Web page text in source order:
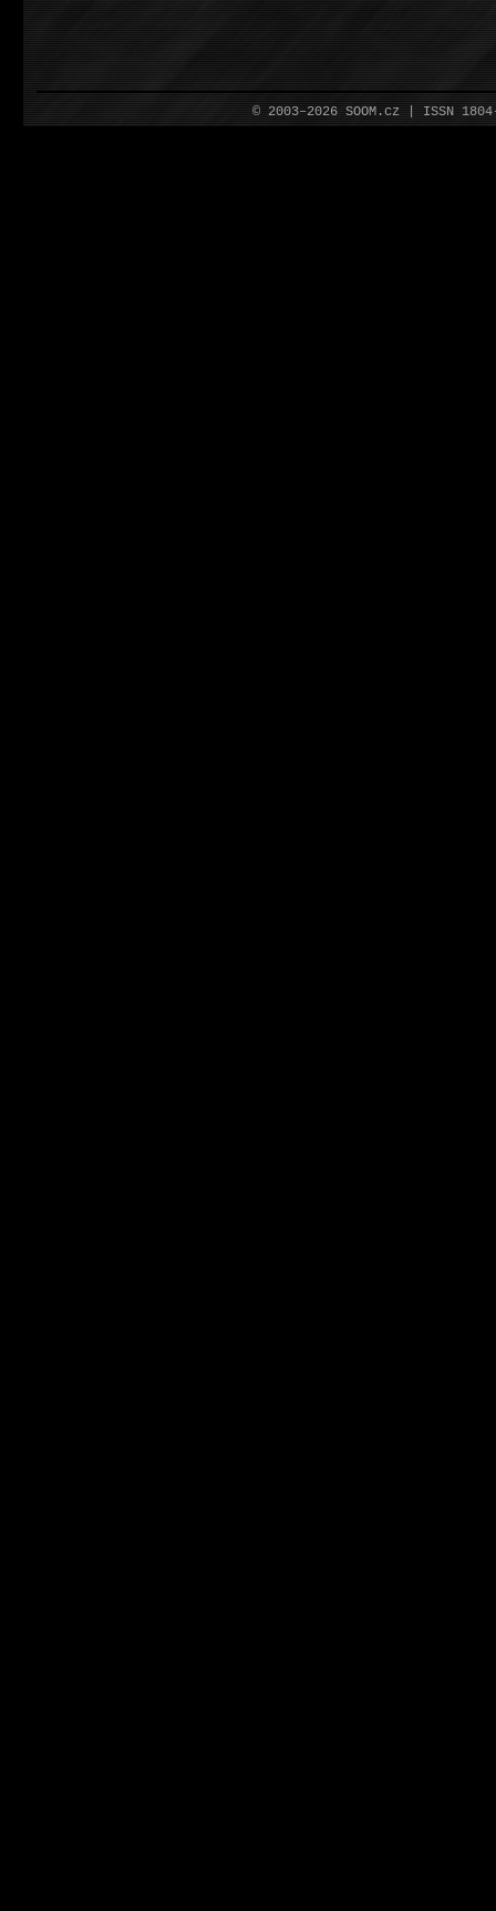
© 2003–2026 SOOM.cz | ISSN